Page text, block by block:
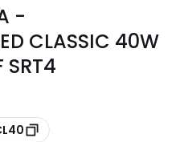
-
CLASSIC 40W
SRT4